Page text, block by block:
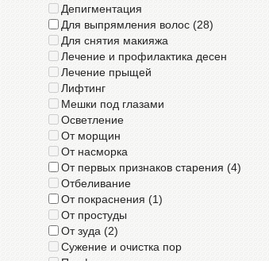
Депигментация
Для выпрямления волос (28)
Для снятия макияжа
Лечение и профилактика десен
Лечение прыщей
Лифтинг
Мешки под глазами
Осветление
От морщин
От насморка
От первых признаков старения (4)
Отбеливание
От покраснения (1)
От простуды
От зуда (2)
Сужение и очистка пор